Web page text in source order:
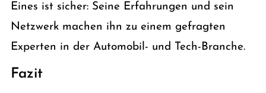
Eines ist sicher: Seine Erfahrungen und sein
Netzwerk machen ihn zu einem gefragten
Experten in der Automobil- und Tech-Branche.
Fazit